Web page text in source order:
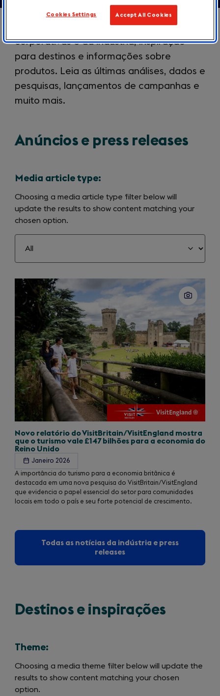
Fique por dentro das nossas notícias
corporativas e da indústria, inspiração
para destinos e informações sobre
produtos. Leia as últimas análises, dados e
pesquisas, lançamentos de campanhas e
muito mais.
Anúncios e press releases
Media article type:
Choosing a media article type filter below will
update the results to show content matching your
chosen option.
Slide
of
Novo relatório do VisitBritain/VisitEngland mostra
que o turismo vale £147 bilhões para a economia do
Reino Unido
Janeiro 2026
A importância do turismo para a economia britânica é
destacada em uma nova pesquisa do VisitBritain/VisitEngland
que evidencia o papel essencial do setor para comunidades
locais em todo o país e seu forte potencial de crescimento.
Todas as notícias da indústria e press
releases
Destinos e inspirações
Theme:
Choosing a media theme filter below will update the
results to show content matching your chosen
option.
Cookies Settings Accept All Cookies